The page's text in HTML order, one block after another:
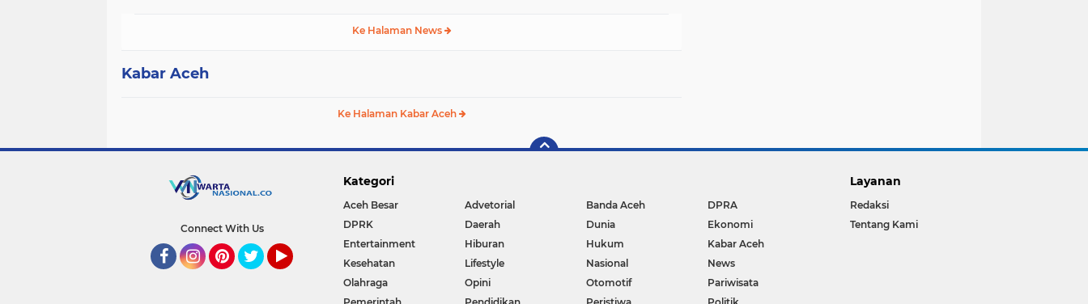
Ke Halaman News
Kabar Aceh
Ke Halaman Kabar Aceh
Connect With Us
Kategori
Aceh Besar Advetorial Banda Aceh
DPRA
DPRK
Daerah Dunia
Ekonomi
Entertainment
Hiburan Hukum
Kabar Aceh
Kesehatan
Lifestyle Nasional
News
Olahraga
Opini Otomotif
Pariwisata
Layanan
Redaksi
Tentang Kami